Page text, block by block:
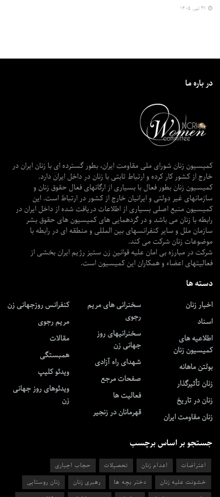
در باره ما
کمیسیون زنان شورای ملی مقاومت ایران، بطور گسترده ای با زنان ایران در
خارج از کشور کار کرده و ارتباط ثابتی با زنان در داخل ایران دارد.
کمیسیون زنان بطور فعال با بسیاری از ارگانهای فعال حقوق زنان و
سازمانهای غیر دولتی و ایرانیان خارج از کشور در ارتباط است. این
کمیسیون منبع اصلی بسیاری از اطلاعات دریافت شده از داخل ایران در
رابطه با زنان می باشد و در گردهمایی های کمیسیون های حقوق بشر
سازمان ملل و سایر کنفرانسهای بین المللی و منطقه ای در رابطه با
موضوعات زنان شرکت می کند.
شرکت در مبارزه بی امان علیه قوانین زن ستیز رژیم ایران بخشی از
فعالیتهای اعضاء و همکاران این کمیسیون است.
دسته ها
اخبار زنان
اسناد
اطلاعیه های
کمیسیون زنان
بولتن ماهانه
زنان تأثیرگذار
زنان در تاریخ
زنان مقاومت ایران
سخنرانی های مریم
رجوی
سخنرانیهای روز
جهانی زن
شهدای راه آزادی
صفحات مرجع
فعالیت ها
قهرمانان در زنجیر
کنفرانس روزجهانی زن
مریم رجوی
مقالات
همبستگی
ویدئو کلیپ
ویدئوهای روز جهانی
زن
جستجو بر اساس برچسب
اعتراضات اعدام زنان تحصیلات
حجاب اجباری
خشونت علیه زنان
دختر بچه ها رهبری زنان
زنان روستایی